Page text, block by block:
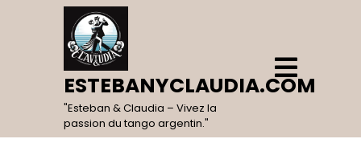
ESTEBANYCLAUDIA.COM
"Esteban & Claudia – Vivez la
passion du tango argentin."
Open
Menu